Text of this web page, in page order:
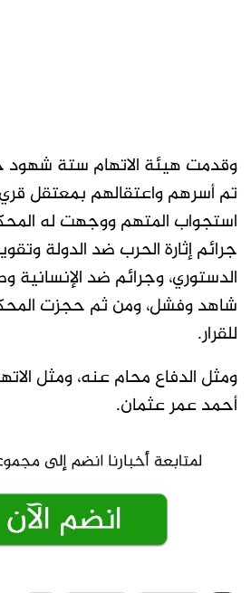
وقدمت هيئة الاتهام ستة
تم أسرهم واعتقالهم بمعتقل
استجواب المتهم ووجهت له
جرائم إثارة الحرب ضد الدولة
الدستوري، وجرائم ضد الإنسانية
شاهد وفشل، ومن ثم حجزت
للقرار.
ومثل الدفاع محام عنه، ومثل
أحمد عمر عثمان.